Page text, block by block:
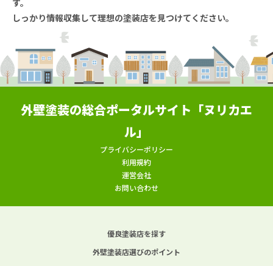
す。
しっかり情報収集して理想の塗装店を見つけてください。
外壁塗装の総合ポータルサイト「ヌリカエ
ル」
プライバシーポリシー
利用規約
運営会社
お問い合わせ
優良塗装店を探す
外壁塗装店選びのポイント